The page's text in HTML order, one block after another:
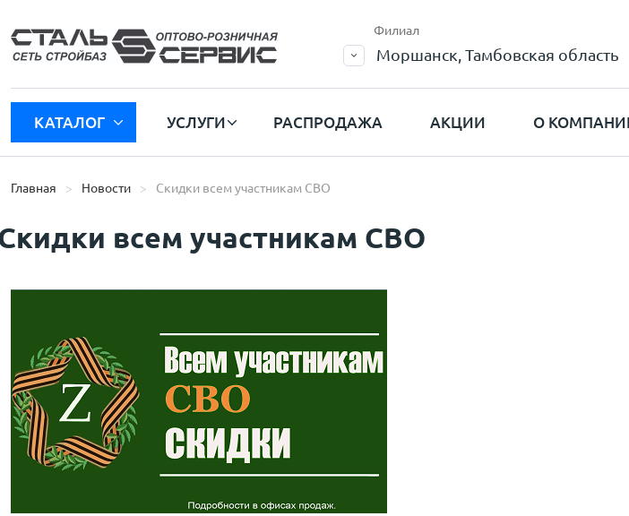
Филиал
Моршанск, Тамбовская область
КАТАЛОГ УСЛУГИ РАСПРОДАЖА АКЦИИ О
Главная Новости Скидки всем участникам СВО
всем участникам СВО